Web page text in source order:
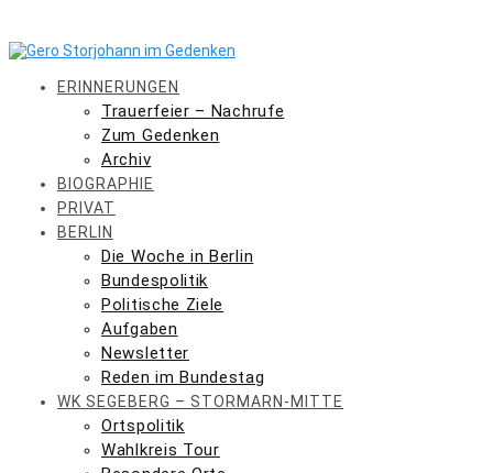
content
ERINNERUNGEN
Trauerfeier – Nachrufe
Zum Gedenken
Archiv
BIOGRAPHIE
PRIVAT
BERLIN
Die Woche in Berlin
Bundespolitik
Politische Ziele
Aufgaben
Newsletter
Reden im Bundestag
WK SEGEBERG – STORMARN-MITTE
Ortspolitik
Wahlkreis Tour